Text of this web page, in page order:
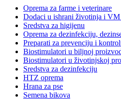
Oprema za farme i veterinare
Dodaci u ishrani životinja i VM
Sredstva za higijenu
Oprema za dezinfekciju,
Preparati za prevenciju i
Biostimulatori u biljnoj
Biostimulatori u životinjskoj
Sredstva za dezinfekciju
HTZ oprema
Hrana za pse
Semena bikova